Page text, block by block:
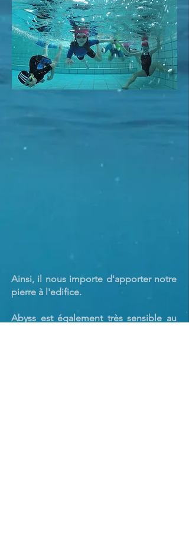
Ainsi, il nous importe d'apporter notre
pierre à l'edifice.
Abyss est également très sensible au